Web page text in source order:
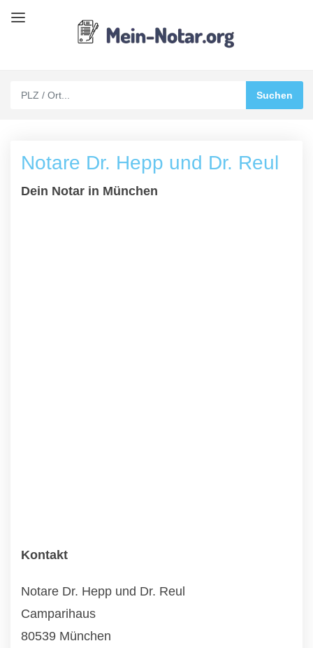
Notare Dr. Hepp und Dr. Reul
Dein Notar in München
Kontakt
Notare Dr. Hepp und Dr. Reul
Camparihaus
80539 München